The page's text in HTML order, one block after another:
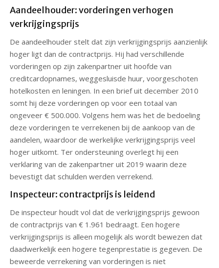
Aandeelhouder: vorderingen verhogen
verkrijgingsprijs
De aandeelhouder stelt dat zijn verkrijgingsprijs aanzienlijk
hoger ligt dan de contractprijs. Hij had verschillende
vorderingen op zijn zakenpartner uit hoofde van
creditcardopnames, weggesluisde huur, voorgeschoten
hotelkosten en leningen. In een brief uit december 2010
somt hij deze vorderingen op voor een totaal van
ongeveer € 500.000. Volgens hem was het de bedoeling
deze vorderingen te verrekenen bij de aankoop van de
aandelen, waardoor de werkelijke verkrijgingsprijs veel
hoger uitkomt. Ter ondersteuning overlegt hij een
verklaring van de zakenpartner uit 2019 waarin deze
bevestigt dat schulden werden verrekend.
Inspecteur: contractprijs is leidend
De inspecteur houdt vol dat de verkrijgingsprijs gewoon
de contractprijs van € 1.961 bedraagt. Een hogere
verkrijgingsprijs is alleen mogelijk als wordt bewezen dat
daadwerkelijk een hogere tegenprestatie is gegeven. De
beweerde verrekening van vorderingen is niet